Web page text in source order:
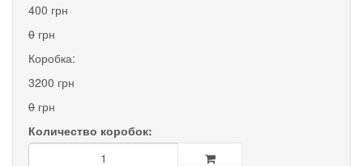
400 грн
0 грн
Коробка:
3200 грн
0 грн
Количество коробок: